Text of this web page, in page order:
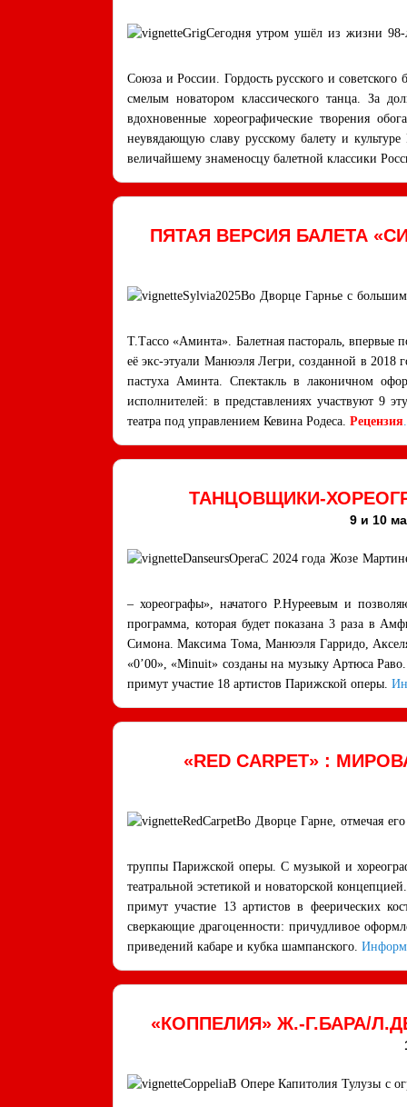
Сегодня утром ушёл из жизни 98-
Союза и России. Гордость русского и
смелым новатором классического танца. За
вдохновенные хореографические творения
неувядающую славу русскому балету и
величайшему знаменосцу балетной классики
ПЯТАЯ ВЕРСИЯ БАЛЕТА
Во Дворце Гарнье с большим
Т.Тассо «Аминта». Балетная пастораль, впервые
её экс-этуали Манюэля Легри, созданной в
пастуха Аминта. Спектакль в лаконичном
исполнителей: в представлениях участвуют 9
театра под управлением Кевина Родеса. Рецензия
ТАНЦОВЩИКИ-
9 и 10
С 2024 года Жозе
– хореографы», начатого Р.Нуреевым и
программа, которая будет показана 3 раза в
Симона. Максима Тома, Манюэля Гарридо,
«0’00», «Minuit» созданы на музыку Артюса
примут участие 18 артистов Парижской оперы.
«RED CARPET» :
Во Дворце Гарне, отмечая
труппы Парижской оперы. С музыкой и
театральной эстетикой и новаторской
примут участие 13 артистов в феерических
сверкающие драгоценности: причудливое
приведений кабаре и кубка шампанского.
«КОППЕЛИЯ» Ж.-Г.БАРА/
В Опере Капитолия Тулузы с